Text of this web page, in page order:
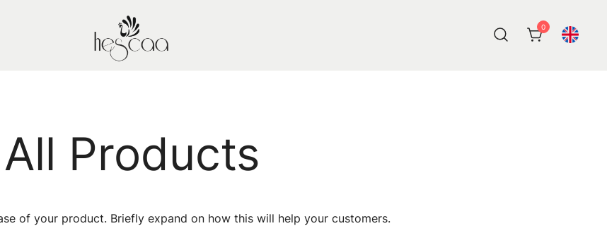
0
All Products
of your product. Briefly expand on how this will help your customers.